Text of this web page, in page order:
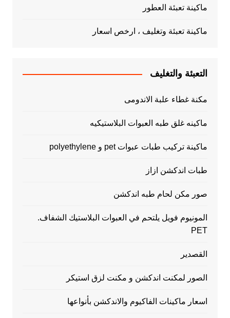
ماكينة تعبئة العطور
ماكينة تعبئة وتغليف ، ارخص اسعار
التعبئة والتغليف
مكنة غطاء علبة الاندومى
ماكينه غلق طبه العبوات البلاستيكيه
ماكينة تركيب طبات عبوات pet و polyethylene
طبات اندكشن ازاز
صور مكن لحام طبه اندكشن
المونيوم فويل يلتحم في العبوات البلاستيك الشفاف.
PET
القصدير
الصور لمكنت اندكشن و مكنت لزق استيكر
اسعار ماكينات الفاكيوم والاندكشن بأنواعها